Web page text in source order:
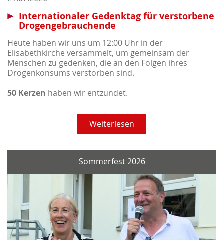
Internationaler Gedenktag für verstorbene
Drogengebrauchende
Heute haben wir uns um 12:00 Uhr in der
Elisabethkirche versammelt, um gemeinsam der
Menschen zu gedenken, die an den Folgen ihres
Drogenkonsums verstorben sind.
50 Kerzen haben wir entzündet.
Weiterlesen
Sommerfest 2026